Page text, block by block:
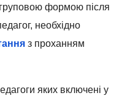
формою після
необхідно
з проханням
яких включені у